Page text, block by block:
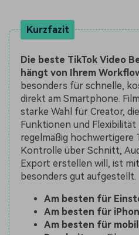
Kurzfazit
Die beste TikTok Video
hängt von Ihrem
besonders für schnelle,
direkt am Smartphone.
starke Wahl für Creator,
Funktionen und
regelmäßig hochwertigere
Kontrolle über Schnitt,
Export erstellen will, ist
besonders gut aufgestellt.
Am besten für
Am besten für
Am besten für